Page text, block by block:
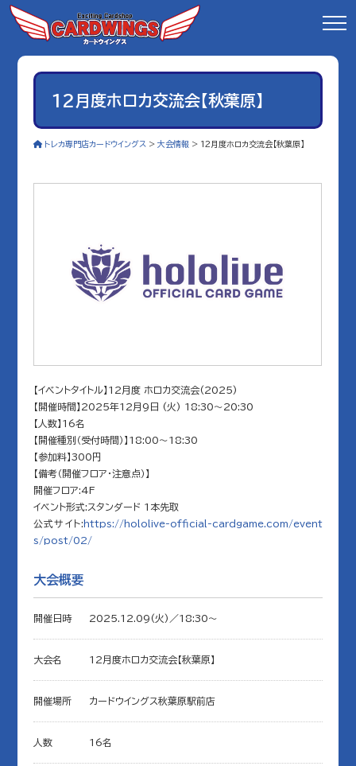
12月度ホロカ交流会【秋葉原】
トレカ専門店カードウイングス >大会情報 > 12月度ホロカ交流会【秋葉原】
【イベントタイトル】12月度 ホロカ交流会(2025)
【開催時間】2025年12月9日 (火) 18:30～20:30
【人数】16名
【開催種別（受付時間）】18:00～18:30
【参加料】300円
【備考（開催フロア・注意点）】
開催フロア:4F
イベント形式:スタンダード 1本先取
公式サイト: https://hololive-official-cardgame.com/event
s/post/02/
大会概要
開催日時 2025.12.09(火)／18:30〜
大会名 12月度ホロカ交流会【秋葉原】
開催場所 カードウイングス秋葉原駅前店
人数 16名